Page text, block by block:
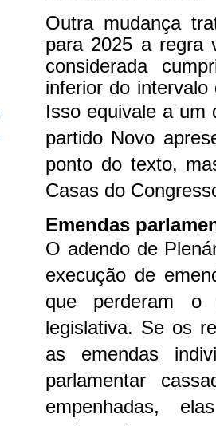
Outra mudança
para 2025 a regra
considerada
inferior do
Isso equivale a um
partido Novo
ponto do texto,
Casas do
Emendas
O adendo de
execução de
que perderam o
legislativa. Se os
as emendas
parlamentar
empenhadas,